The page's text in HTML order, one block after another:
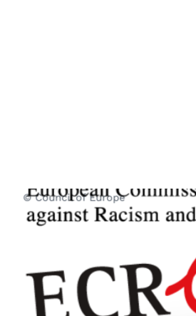
© Council of Europe